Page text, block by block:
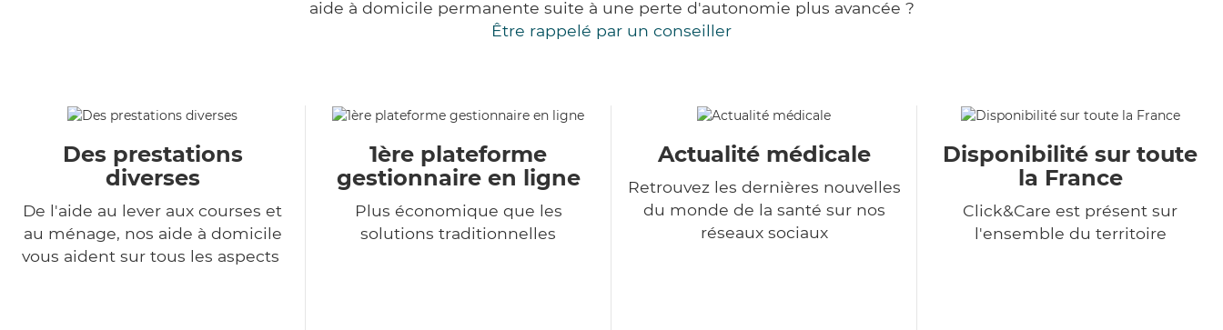
aide à domicile permanente suite à une perte d'autonomie plus avancée ?
Être rappelé par un conseiller
Des prestations
diverses
De l'aide au lever aux courses et
au ménage, nos aide à domicile
vous aident sur tous les aspects
1ère plateforme
gestionnaire en ligne
Plus économique que les
solutions traditionnelles
Actualité médicale
Retrouvez les dernières nouvelles
du monde de la santé sur nos
réseaux sociaux
Disponibilité sur toute
la France
Click&Care est présent sur
l'ensemble du territoire